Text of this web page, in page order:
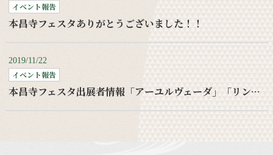
イベント報告
本昌寺フェスタありがとうございました！！
2019/11/22
イベント報告
本昌寺フェスタ出展者情報「アーユルヴェーダ」「リンパケア」